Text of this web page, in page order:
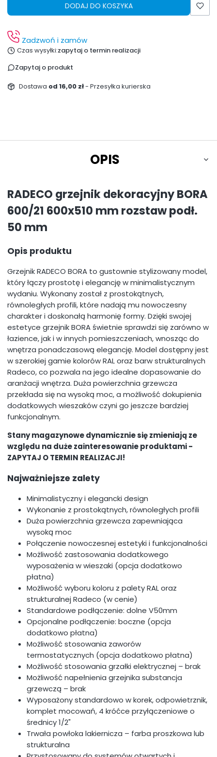
DODAJ DO KOSZYKA
Zadzwoń i zamów
Czas wysyłki:zapytaj o termin realizacji
Zapytaj o produkt
Dostawa od 16,00 zł- Przesyłka kurierska
OPIS
RADECO grzejnik dekoracyjny BORA
600/21 600x510 mm rozstaw podł.
50 mm
Opis produktu
Grzejnik RADECO BORA to gustownie stylizowany model,
który łączy prostotę i elegancję w minimalistycznym
wydaniu. Wykonany został z prostokątnych,
równoległych profili, które nadają mu nowoczesny
charakter i doskonałą harmonię formy. Dzięki swojej
estetyce grzejnik BORA świetnie sprawdzi się zarówno w
łazience, jak i w innych pomieszczeniach, wnosząc do
wnętrza ponadczasową elegancję. Model dostępny jest
w szerokiej gamie kolorów RAL oraz barw strukturalnych
Radeco, co pozwala na jego idealne dopasowanie do
aranżacji wnętrza. Duża powierzchnia grzewcza
przekłada się na wysoką moc, a możliwość dokupienia
dodatkowych wieszaków czyni go jeszcze bardziej
funkcjonalnym.
Stany magazynowe dynamicznie się zmieniają ze
względu na duże zainteresowanie produktami -
ZAPYTAJ O TERMIN REALIZACJI!
Najważniejsze zalety
Minimalistyczny i elegancki design
Wykonanie z prostokątnych, równoległych profili
Duża powierzchnia grzewcza zapewniająca
wysoką moc
Połączenie nowoczesnej estetyki i funkcjonalności
Możliwość zastosowania dodatkowego
wyposażenia w wieszaki (opcja dodatkowo
płatna)
Możliwość wyboru koloru z palety RAL oraz
strukturalnej Radeco (w cenie)
Standardowe podłączenie: dolne V50mm
Opcjonalne podłączenie: boczne (opcja
dodatkowo płatna)
Możliwość stosowania zaworów
termostatycznych (opcja dodatkowo płatna)
Możliwość stosowania grzałki elektrycznej – brak
Możliwość napełnienia grzejnika substancja
grzewczą – brak
Wyposażony standardowo w korek, odpowietrznik,
komplet mocowań, 4 króćce przyłączeniowe o
średnicy 1/2"
Trwała powłoka lakiernicza – farba proszkowa lub
strukturalna